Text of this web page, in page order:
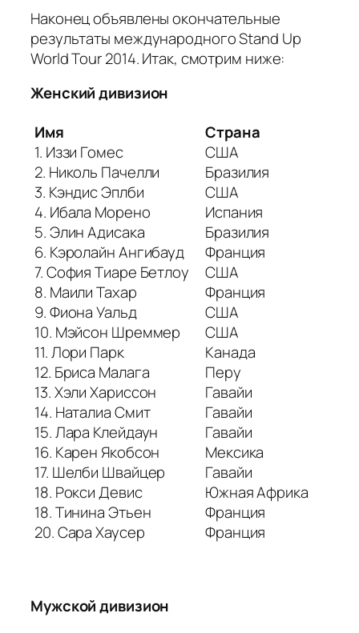
Наконец объявлены окончательные
результаты международного Stand Up
World Tour 2014. Итак, смотрим ниже:
Женский дивизион
Имя
1. Иззи Гомес
2. Николь Пачелли
3. Кэндис Эплби
4. Ибала Морено
5. Элин Адисака
6. Кэролайн Ангибауд
7. София Тиаре Бетлоу
8. Маили Тахар
9. Фиона Уальд
10. Мэйсон Шреммер
11. Лори Парк
12. Бриса Малага
13. Хэли Хариссон
14. Наталиа Смит
15. Лара Клейдаун
16. Карен Якобсон
17. Шелби Швайцер
18. Рокси Девис
18. Тинина Этьен
20. Сара Хаусер
Страна
США
Бразилия
США
Испания
Бразилия
Франция
США
Франция
США
США
Канада
Перу
Гавайи
Гавайи
Гавайи
Мексика
Гавайи
Южная Африка
Франция
Франция
Мужской дивизион